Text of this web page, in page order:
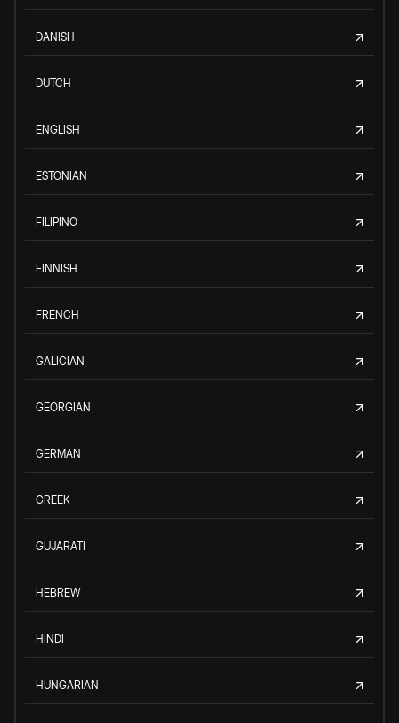
DANISH
DUTCH
ENGLISH
ESTONIAN
FILIPINO
FINNISH
FRENCH
GALICIAN
GEORGIAN
GERMAN
GREEK
GUJARATI
HEBREW
HINDI
HUNGARIAN